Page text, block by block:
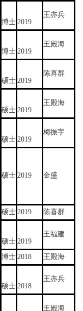
博士 2019
王亦兵
博士 2019
王殿海
硕士 2019
陈喜群
硕士 2019
王殿海
硕士 2019
梅振宇
硕士 2019 金盛
硕士 2019 陈喜群
硕士 2019
王福建
博士 2018 王殿海
硕士 2018
王亦兵
王殿海